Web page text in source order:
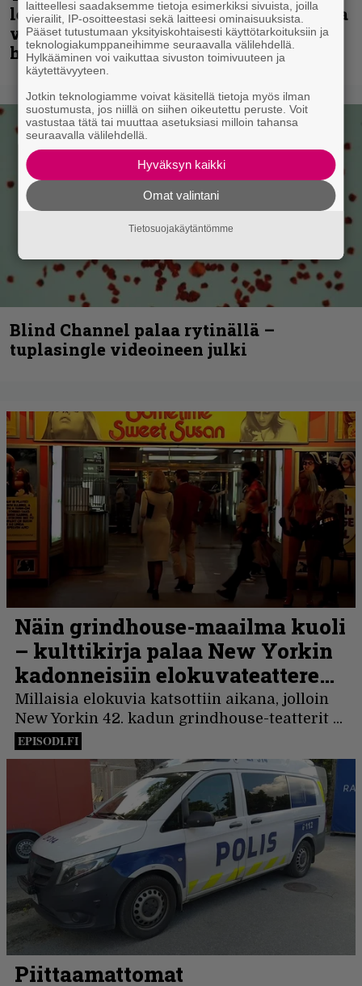
levyjulkaisua keikkareissulla kuvatulla
videolla – ”Oltiin pakussa kusihädässä
helvetin väsyneenä…”
Blind Channel palaa rytinällä –
tuplasingle videoineen julki
laitteellesi saadaksemme tietoja esimerkiksi sivuista, joilla
vierailit, IP-osoitteestasi sekä laitteesi ominaisuuksista.
Pääset tutustumaan yksityiskohtaisesti käyttötarkoituksiin ja
teknologiakumppaneihimme seuraavalla välilehdellä.
Hylkääminen voi vaikuttaa sivuston toimivuuteen ja
käytettävyyteen.
Jotkin teknologiamme voivat käsitellä tietoja myös ilman
suostumusta, jos niillä on siihen oikeutettu peruste. Voit
vastustaa tätä tai muuttaa asetuksiasi milloin tahansa
seuraavalla välilehdellä.
Hyväksyn kaikki
Omat valintani
Tietosuojakäytäntömme